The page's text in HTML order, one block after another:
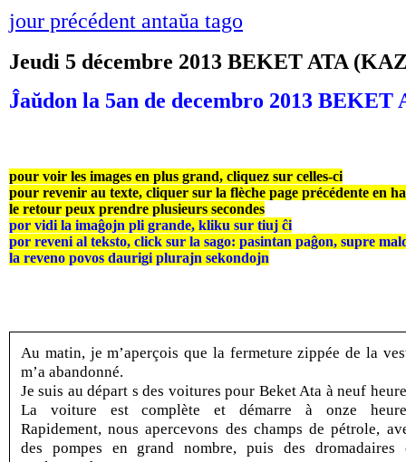
jour précédent antaŭa tago
Jeudi 5 décembre 2013 BEKET ATA
Ĵaŭdon la 5an de decembro 2013
pour voir les images en plus grand, cliquez sur celles-ci
pour revenir au texte, cliquer sur la flèche page précédente en
le retour peux prendre plusieurs secondes
por vidi la imaĝojn pli grande, kliku sur tiuj ĉi
por reveni al teksto, click sur la sago: pasintan paĝon, supre
la reveno povos daurigi plurajn sekondojn
Au matin, je m’aperçois que la fermeture zippée de la
m’a abandonné.
Je suis au départ s des voitures pour Beket Ata à neuf
La voiture est complète et démarre à onze
Rapidement, nous apercevons des champs de pétrole,
des pompes en grand nombre, puis des dromadaires